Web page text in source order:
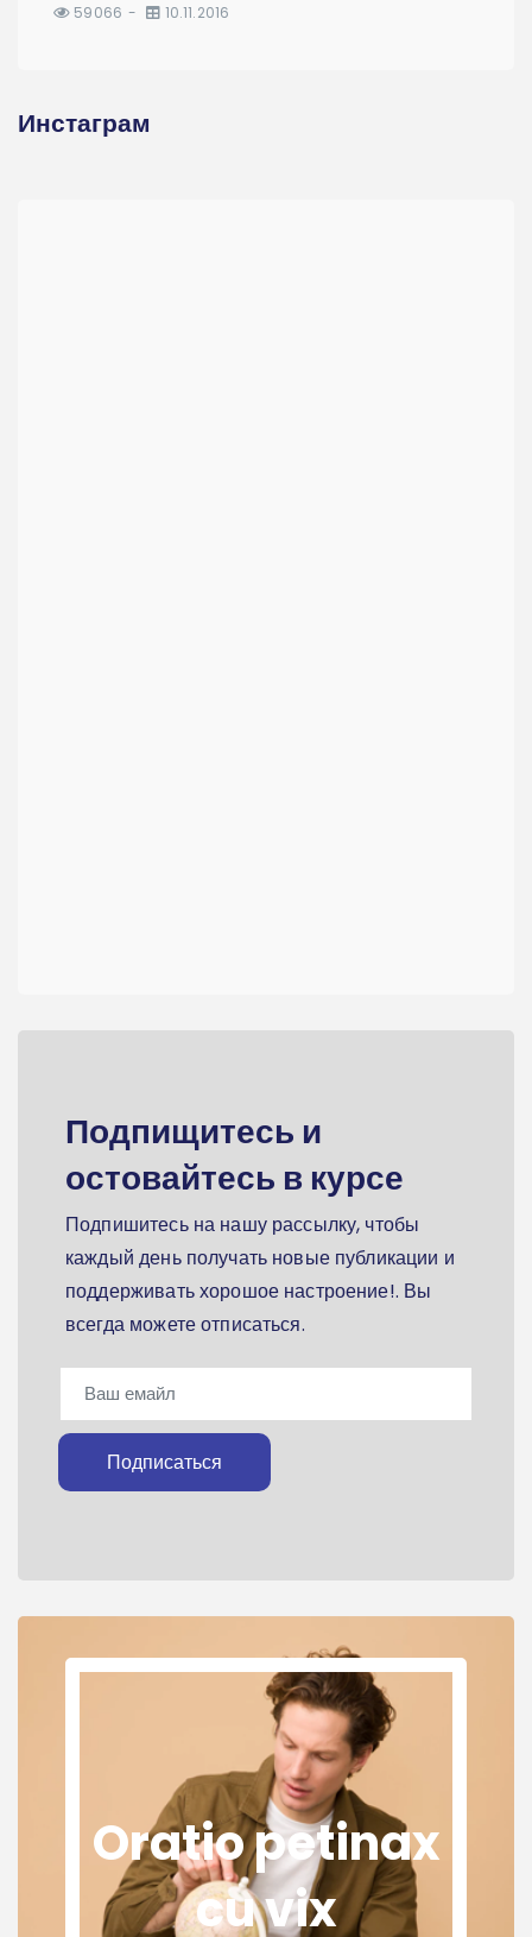
59066 10.11.2016
Инстаграм
Подпищитесь и
остовайтесь в курсе
Подпишитесь на нашу рассылку, чтобы
каждый день получать новые публикации и
поддерживать хорошое настроение!. Вы
всегда можете отписаться.
Подписаться
Oratio petinax
cu vix